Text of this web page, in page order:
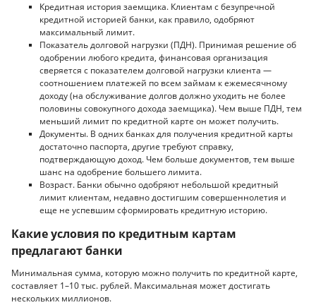
Кредитная история заемщика. Клиентам с безупречной
кредитной историей банки, как правило, одобряют
максимальный лимит.
Показатель долговой нагрузки (ПДН). Принимая решение об
одобрении любого кредита, финансовая организация
сверяется с показателем долговой нагрузки клиента —
соотношением платежей по всем займам к ежемесячному
доходу (на обслуживание долгов должно уходить не более
половины совокупного дохода заемщика). Чем выше ПДН, тем
меньший лимит по кредитной карте он может получить.
Документы. В одних банках для получения кредитной карты
достаточно паспорта, другие требуют справку,
подтверждающую доход. Чем больше документов, тем выше
шанс на одобрение большего лимита.
Возраст. Банки обычно одобряют небольшой кредитный
лимит клиентам, недавно достигшим совершеннолетия и
еще не успевшим сформировать кредитную историю.
Какие условия по кредитным картам
предлагают банки
Минимальная сумма, которую можно получить по кредитной карте,
составляет 1–10 тыс. рублей. Максимальная может достигать
нескольких миллионов.